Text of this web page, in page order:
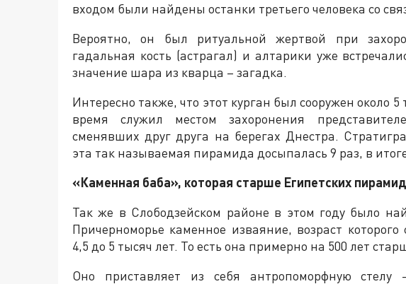
входом были найдены останки третьего человека со
Вероятно, он был ритуальной жертвой при
гадальная кость (астрагал) и алтарики уже
значение шара из кварца – загадка.
Интересно также, что этот курган был сооружен около 5
время служил местом захоронения
сменявших друг друга на берегах Днестра.
эта так называемая пирамида досыпалась 9 раз, в
«Каменная баба», которая старше Египетских пирамид
Так же в Слободзейском районе в этом году было
Причерноморье каменное изваяние, возраст которого
4,5 до 5 тысяч лет. То есть она примерно на 500 лет
Оно приставляет из себя антропоморфную